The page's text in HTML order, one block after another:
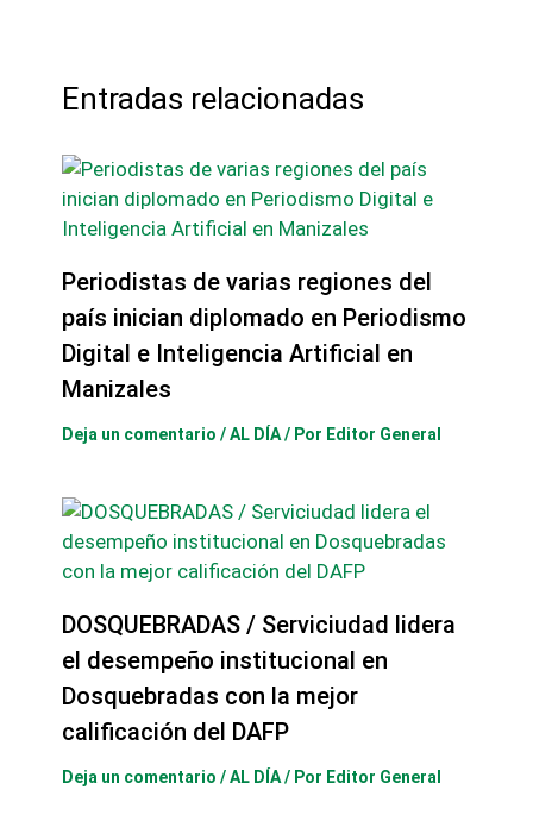
Entradas relacionadas
Periodistas de varias regiones del
país inician diplomado en Periodismo
Digital e Inteligencia Artificial en
Manizales
Deja un comentario /AL DÍA/ Por Editor General
DOSQUEBRADAS / Serviciudad lidera
el desempeño institucional en
Dosquebradas con la mejor
calificación del DAFP
Deja un comentario /AL DÍA/ Por Editor General